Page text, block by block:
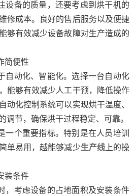
设备的质量，还要考虑到烘干机的
修成本。良好的售后服务以及便捷
够有效减少设备故障对生产造成的
简便性
自动化、智能化。选择一台自动化
能够有效减少人工干预，降低操作
动化控制系统可以实现烘干温度、
调节，确保烘干过程稳定、可靠。
一个重要指标。特别是在人员培训
单易用，越能够减少生产线上的操
装条件
，考虑设备的占地面积及安装条件